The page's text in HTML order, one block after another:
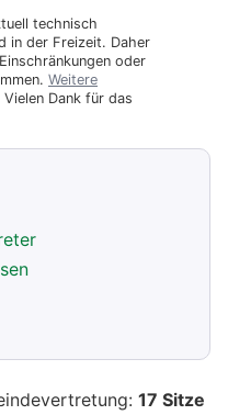
technisch
in der Freizeit. Daher
oder
Weitere
Vielen Dank für das
17 Sitze